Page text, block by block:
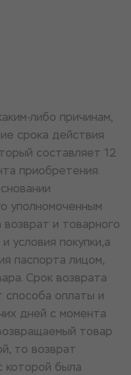
либо причинам,
срока действия
составляет 12
приобретения.
уполномоченным
и товарного
условия покупки,а
паспорта лицом,
Срок возврата
способа оплаты и
дней с момента
товар
то возврат
которой была